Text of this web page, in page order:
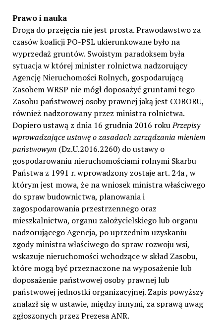
Prawo i nauka
Droga do przejęcia nie jest prosta. Prawodawstwo za
czasów koalicji PO-PSL ukierunkowane było na
wyprzedaż gruntów. Swoistym paradoksem była
sytuacja w której minister rolnictwa nadzorujący
Agencję Nieruchomości Rolnych, gospodarującą
Zasobem WRSP nie mógł doposażyć gruntami tego
Zasobu państwowej osoby prawnej jaką jest COBORU,
również nadzorowany przez ministra rolnictwa.
Dopiero ustawą z dnia 16 grudnia 2016 rokuPrzepisy
wprowadzające ustawę o zasadach zarządzania mieniem
państwowym (Dz.U.2016.2260) do ustawy o
gospodarowaniu nieruchomościami rolnymi Skarbu
Państwa z 1991 r. wprowadzony zostaje art. 24a , w
którym jest mowa, że na wniosek ministra właściwego
do spraw budownictwa, planowania i
zagospodarowania przestrzennego oraz
mieszkalnictwa, organu założycielskiego lub organu
nadzorującego Agencja, po uprzednim uzyskaniu
zgody ministra właściwego do spraw rozwoju wsi,
wskazuje nieruchomości wchodzące w skład Zasobu,
które mogą być przeznaczone na wyposażenie lub
doposażenie państwowej osoby prawnej lub
państwowej jednostki organizacyjnej. Zapis powyższy
znalazł się w ustawie, między innymi, za sprawą uwag
zgłoszonych przez Prezesa ANR.